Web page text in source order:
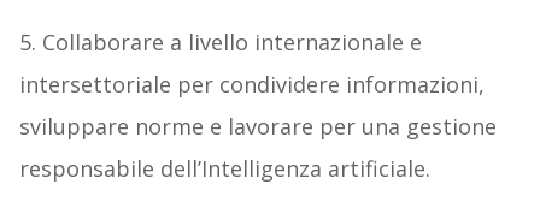
5. Collaborare a livello internazionale e
intersettoriale per condividere informazioni,
sviluppare norme e lavorare per una gestione
responsabile dell’Intelligenza artificiale.